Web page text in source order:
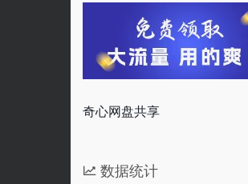
奇心网盘共享
数据统计